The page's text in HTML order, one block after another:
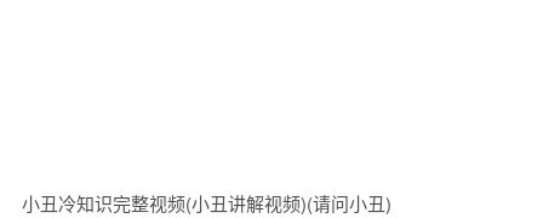
小丑冷知识完整视频(小丑讲解视频)(请问小丑)